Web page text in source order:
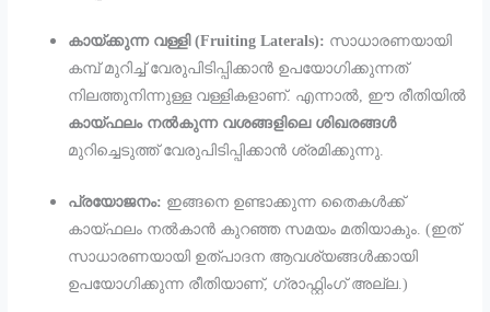
കായ്ക്കുന്ന വള്ളി (Fruiting Laterals): സാധാരണയായി
കമ്പ് മുറിച്ച് വേരുപിടിപ്പിക്കാൻ ഉപയോഗിക്കുന്നത്
നിലത്തുനിന്നുള്ള വള്ളികളാണ്. എന്നാൽ, ഈ രീതിയിൽ
കായ്ഫലം നൽകുന്ന വശങ്ങളിലെ ശിഖരങ്ങൾ
മുറിച്ചെടുത്ത് വേരുപിടിപ്പിക്കാൻ ശ്രമിക്കുന്നു.
പ്രയോജനം: ഇങ്ങനെ ഉണ്ടാക്കുന്ന തൈകൾക്ക്
കായ്ഫലം നൽകാൻ കുറഞ്ഞ സമയം മതിയാകും. (ഇത്
സാധാരണയായി ഉത്പാദന ആവശ്യങ്ങൾക്കായി
ഉപയോഗിക്കുന്ന രീതിയാണ്, ഗ്രാഫ്റ്റിംഗ് അല്ല.)